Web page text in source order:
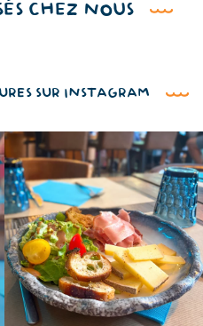
CHEZ NOUS
SUR INSTAGRAM